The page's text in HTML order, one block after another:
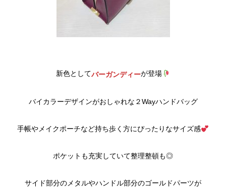
新色としてバーガンディーが登場
バイカラーデザインがおしゃれな２Wayハンドバッグ
手帳やメイクポーチなど持ち歩く方にぴったりなサイズ感
ポケットも充実していて整理整頓も◎
サイド部分のメタルやハンドル部分のゴールドパーツが